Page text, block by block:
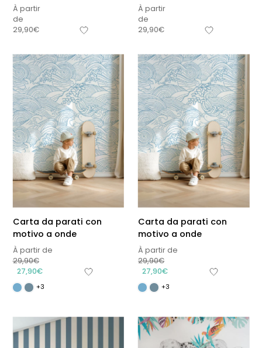
À partir
de
29,90€
À partir
de
29,90€
Carta da parati con
motivo a onde
À partir de
29,90€
27,90€
+3
Carta da parati con
motivo a onde
À partir de
29,90€
27,90€
+3